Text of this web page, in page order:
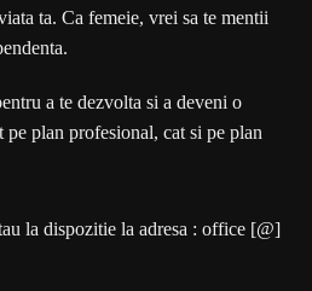
ta. Ca femeie, vrei sa te mentii
a te dezvolta si a deveni o
pe plan profesional, cat si pe plan
la dispozitie la adresa : office [@]